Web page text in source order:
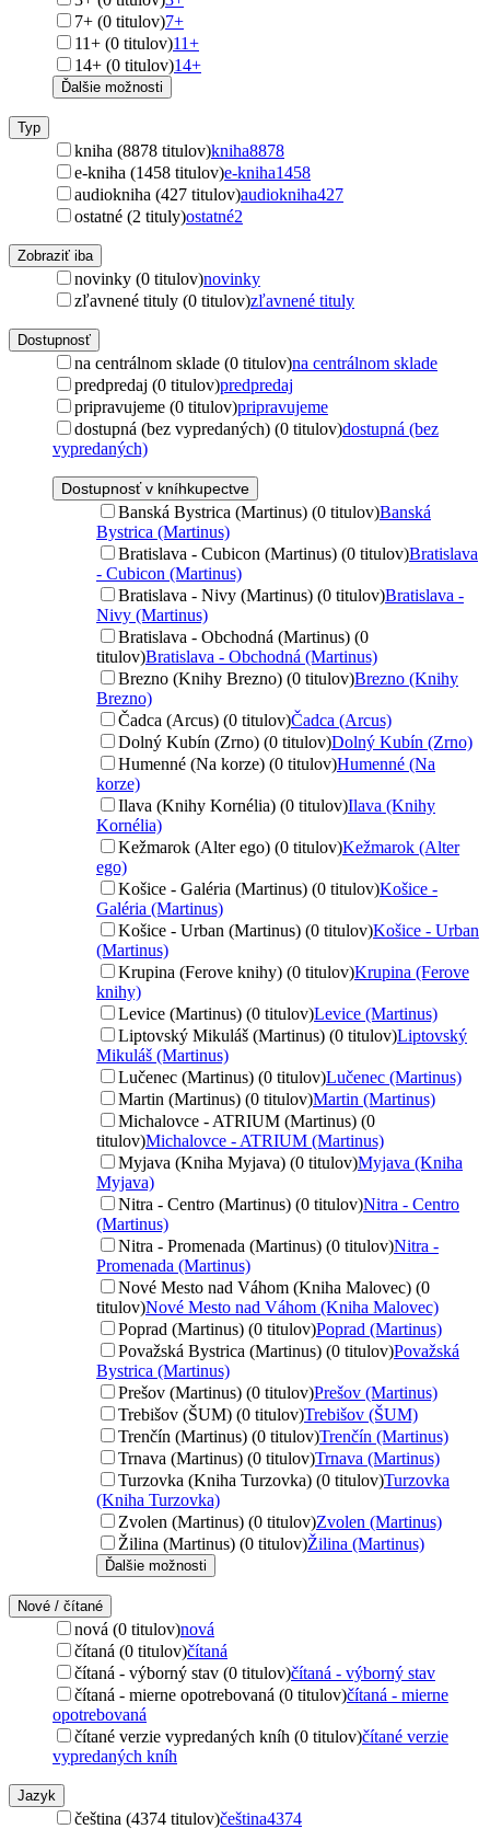
7+ (0 titulov)7+
11+ (0 titulov)11+
14+ (0 titulov)14+
Ďalšie možnosti
Typ
kniha (8878 titulov)kniha8878
e-kniha (1458 titulov)e-kniha1458
audiokniha (427 titulov)audiokniha427
ostatné (2 tituly)ostatné2
Zobraziť iba
novinky (0 titulov)novinky
zľavnené tituly (0 titulov)zľavnené tituly
Dostupnosť
na centrálnom sklade (0 titulov)na centrálnom sklade
predpredaj (0 titulov)predpredaj
pripravujeme (0 titulov)pripravujeme
dostupná (bez vypredaných) (0 titulov)dostupná (bez
vypredaných)
Dostupnosť v kníhkupectve
Banská Bystrica (Martinus) (0 titulov)Banská
Bystrica (Martinus)
Bratislava - Cubicon (Martinus) (0 titulov)Bratislava
- Cubicon (Martinus)
Bratislava - Nivy (Martinus) (0 titulov)Bratislava -
Nivy (Martinus)
Bratislava - Obchodná (Martinus) (0
titulov)Bratislava - Obchodná (Martinus)
Brezno (Knihy Brezno) (0 titulov)Brezno (Knihy
Brezno)
Čadca (Arcus) (0 titulov)Čadca (Arcus)
Dolný Kubín (Zrno) (0 titulov)Dolný Kubín (Zrno)
Humenné (Na korze) (0 titulov)Humenné (Na
korze)
Ilava (Knihy Kornélia) (0 titulov)Ilava (Knihy
Kornélia)
Kežmarok (Alter ego) (0 titulov)Kežmarok (Alter
ego)
Košice - Galéria (Martinus) (0 titulov)Košice -
Galéria (Martinus)
Košice - Urban (Martinus) (0 titulov)Košice - Urban
(Martinus)
Krupina (Ferove knihy) (0 titulov)Krupina (Ferove
knihy)
Levice (Martinus) (0 titulov)Levice (Martinus)
Liptovský Mikuláš (Martinus) (0 titulov)Liptovský
Mikuláš (Martinus)
Lučenec (Martinus) (0 titulov)Lučenec (Martinus)
Martin (Martinus) (0 titulov)Martin (Martinus)
Michalovce - ATRIUM (Martinus) (0
titulov)Michalovce - ATRIUM (Martinus)
Myjava (Kniha Myjava) (0 titulov)Myjava (Kniha
Myjava)
Nitra - Centro (Martinus) (0 titulov)Nitra - Centro
(Martinus)
Nitra - Promenada (Martinus) (0 titulov)Nitra -
Promenada (Martinus)
Nové Mesto nad Váhom (Kniha Malovec) (0
titulov)Nové Mesto nad Váhom (Kniha Malovec)
Poprad (Martinus) (0 titulov)Poprad (Martinus)
Považská Bystrica (Martinus) (0 titulov)Považská
Bystrica (Martinus)
Prešov (Martinus) (0 titulov)Prešov (Martinus)
Trebišov (ŠUM) (0 titulov)Trebišov (ŠUM)
Trenčín (Martinus) (0 titulov)Trenčín (Martinus)
Trnava (Martinus) (0 titulov)Trnava (Martinus)
Turzovka (Kniha Turzovka) (0 titulov)Turzovka
(Kniha Turzovka)
Zvolen (Martinus) (0 titulov)Zvolen (Martinus)
Žilina (Martinus) (0 titulov)Žilina (Martinus)
Ďalšie možnosti
Nové / čítané
nová (0 titulov)nová
čítaná (0 titulov)čítaná
čítaná - výborný stav (0 titulov)čítaná - výborný stav
čítaná - mierne opotrebovaná (0 titulov)čítaná - mierne
opotrebovaná
čítané verzie vypredaných kníh (0 titulov)čítané verzie
vypredaných kníh
Jazyk
čeština (4374 titulov)čeština4374